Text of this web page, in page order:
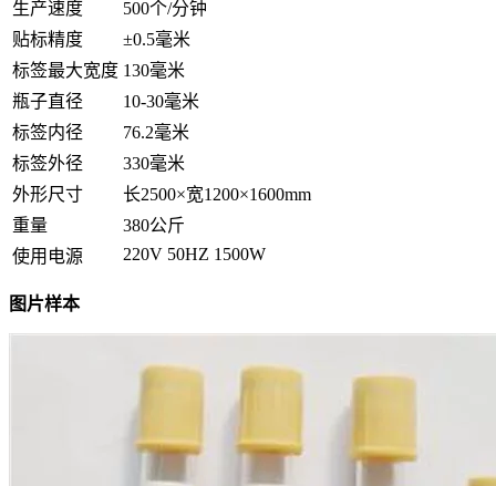
生产速度
500个/分钟
贴标精度
±0.5毫米
标签最大宽度 130毫米
瓶子直径
10-30毫米
标签内径
76.2毫米
标签外径
330毫米
外形尺寸
长2500×宽1200×1600mm
重量
380公斤
使用电源
220V 50HZ 1500W
图片样本